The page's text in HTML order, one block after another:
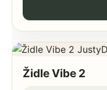
Židle Vibe 2